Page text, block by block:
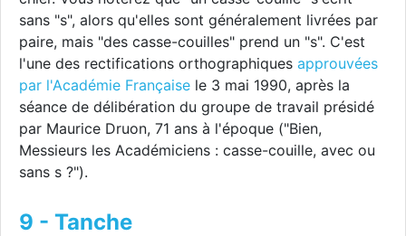
sans "s", alors qu'elles sont généralement livrées par
paire, mais "des casse-couilles" prend un "s". C'est
l'une des rectifications orthographiques approuvées
par l'Académie Française le 3 mai 1990, après la
séance de délibération du groupe de travail présidé
par Maurice Druon, 71 ans à l'époque ("Bien,
Messieurs les Académiciens : casse-couille, avec ou
sans s ?").
9 - Tanche